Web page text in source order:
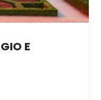
E